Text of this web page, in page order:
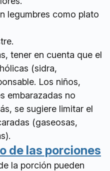
legumbres como plato
tener en cuenta que el
(sidra,
Los niños,
embarazadas no
se sugiere limitar el
(gaseosas,
de las porciones
la porción pueden